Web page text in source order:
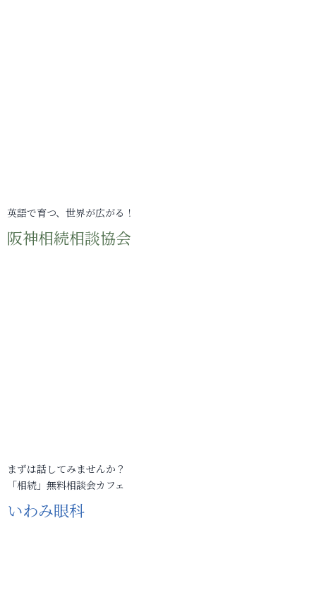
英語で育つ、世界が広がる！
阪神相続相談協会
まずは話してみませんか？
「相続」無料相談会カフェ
いわみ眼科